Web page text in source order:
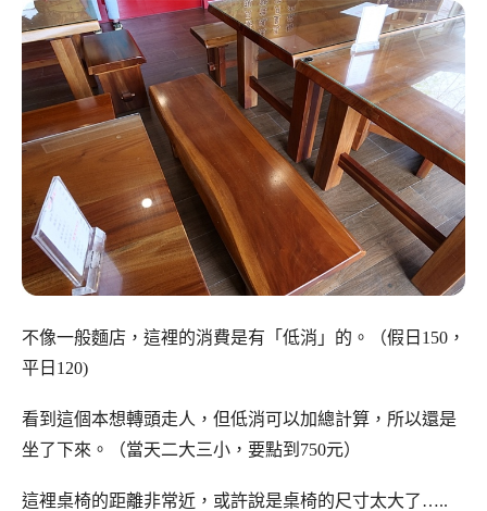
不像一般麵店，這裡的消費是有「低消」的。（假日150，
平日120)
看到這個本想轉頭走人，但低消可以加總計算，所以還是
坐了下來。（當天二大三小，要點到750元）
這裡桌椅的距離非常近，或許說是桌椅的尺寸太大了…..